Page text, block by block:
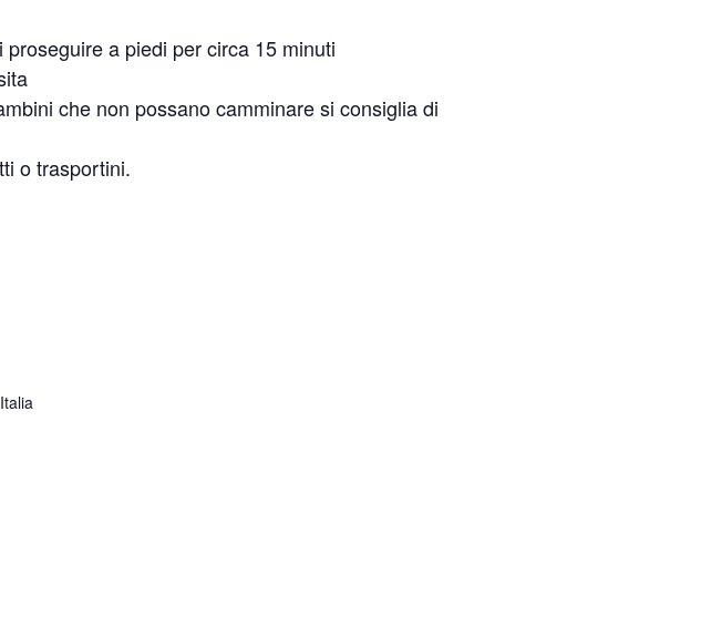
a piedi per circa 15 minuti
che non possano camminare si consiglia di
o trasportini.
Italia